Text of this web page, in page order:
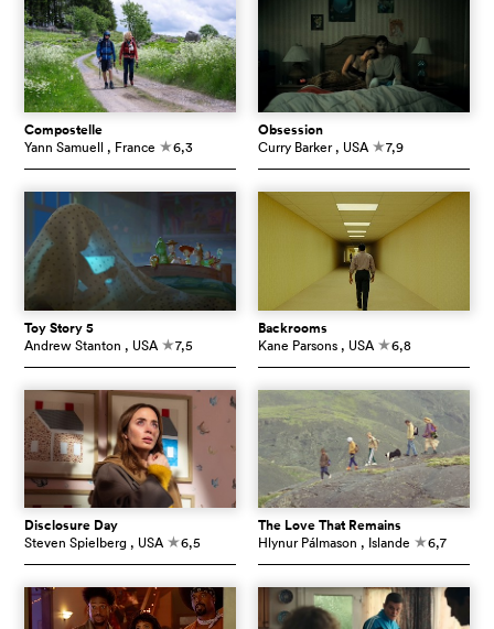
Compostelle
Yann Samuell , France c6,3
Obsession
Curry Barker , USA c7,9
Toy Story 5
Andrew Stanton , USA c7,5
Backrooms
Kane Parsons , USA c6,8
Disclosure Day
Steven Spielberg , USA c6,5
The Love That Remains
Hlynur Pálmason , Islande c6,7